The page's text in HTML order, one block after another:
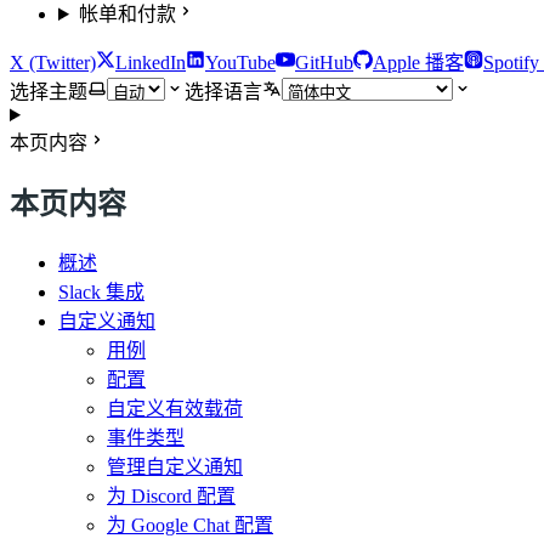
帐单和付款
X (Twitter) LinkedIn YouTube GitHub Apple 播客
选择主题
选择语言
本页内容
本页内容
概述
Slack 集成
自定义通知
用例
配置
自定义有效载荷
事件类型
管理自定义通知
为 Discord 配置
为 Google Chat 配置